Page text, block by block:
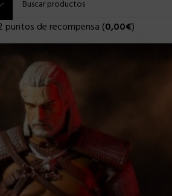
puntos de recompensa (0,00€)